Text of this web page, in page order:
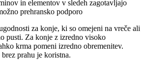
in elementov v sledeh zagotavljajo
prehransko podporo
za konje, ki so omejeni na vreče ali
pusti. Za konje z izredno visoko
krma pomeni izredno obremenitev.
prahu je koristna.